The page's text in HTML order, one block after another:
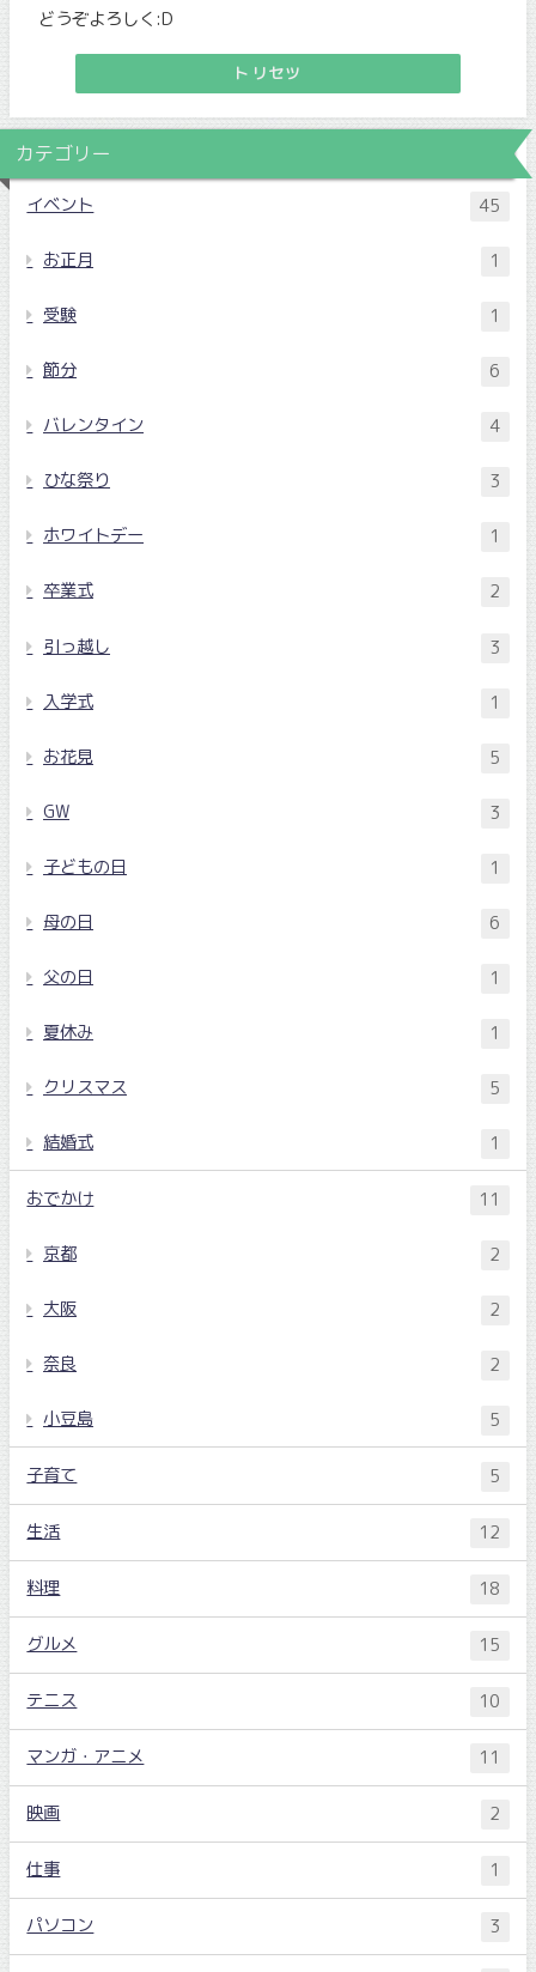
どうぞよろしく:D
トリセツ
カテゴリー
イベント 45
お正月 1
受験 1
節分 6
バレンタイン 4
ひな祭り 3
ホワイトデー 1
卒業式 2
引っ越し 3
入学式 1
お花見 5
GW 3
子どもの日 1
母の日 6
父の日 1
夏休み 1
クリスマス 5
結婚式 1
おでかけ 11
京都 2
大阪 2
奈良 2
小豆島 5
子育て 5
生活 12
料理 18
グルメ 15
テニス 10
マンガ・アニメ 11
映画 2
仕事 1
パソコン 3